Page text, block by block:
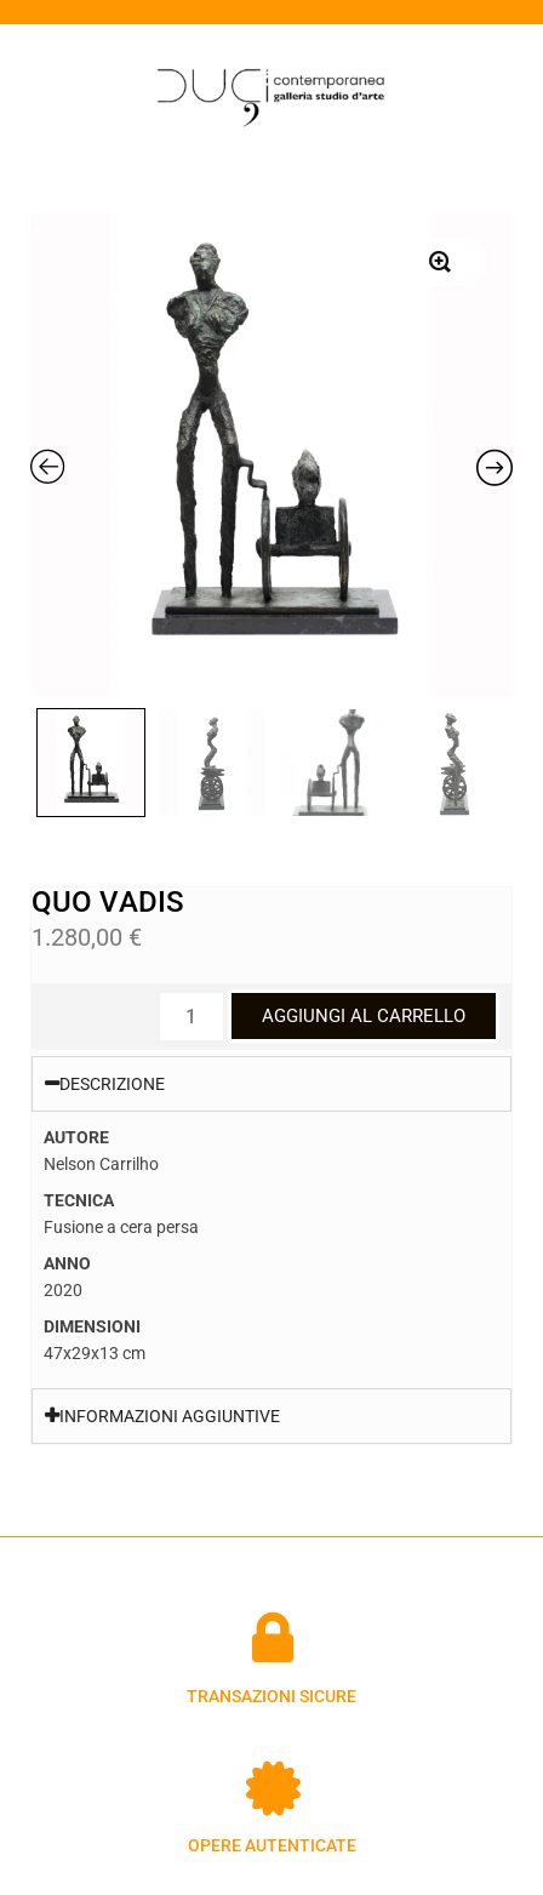
QUO VADIS
1.280,00 €
AGGIUNGI AL CARRELLO
DESCRIZIONE
AUTORE
Nelson Carrilho
TECNICA
Fusione a cera persa
ANNO
2020
DIMENSIONI
47x29x13 cm
INFORMAZIONI AGGIUNTIVE
TRANSAZIONI SICURE
OPERE AUTENTICATE